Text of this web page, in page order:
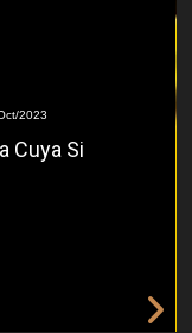
2023
Cuya Si